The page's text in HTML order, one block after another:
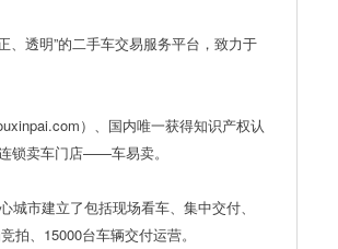
、透明”的二手车交易服务平台，致力于
）、国内唯一获得知识产权认
锁卖车门店——车易卖。
市建立了包括现场看车、集中交付、
、15000台车辆交付运营。